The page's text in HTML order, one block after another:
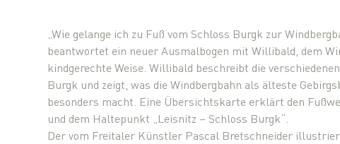
„Wie gelange ich zu Fuß vom Schloss Burgk zur
beantwortet ein neuer Ausmalbogen mit Willibald, dem
kindgerechte Weise. Willibald beschreibt die
Burgk und zeigt, was die Windbergbahn als älteste
besonders macht. Eine Übersichtskarte erklärt den
und dem Haltepunkt „Leisnitz – Schloss Burgk“.
Der vom Freitaler Künstler Pascal Bretschneider